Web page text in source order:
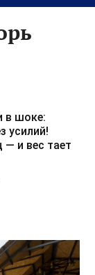
в шоке:
усилий!
— и вес тает